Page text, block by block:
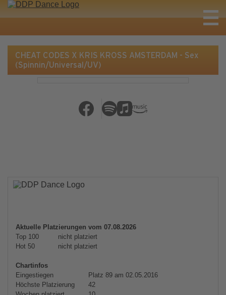
CHEAT CODES X KRIS KROSS AMSTERDAM - Sex
(Spinnin/Universal/UV)
Aktuelle Platzierungen vom 07.08.2026
Top 100
nicht platziert
Hot 50
nicht platziert
Chartinfos
Eingestiegen
Platz 89 am 02.05.2016
Höchste Platzierung
42